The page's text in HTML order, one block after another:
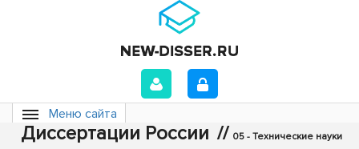
Меню сайта
Диссертации России // 05 - Технические науки